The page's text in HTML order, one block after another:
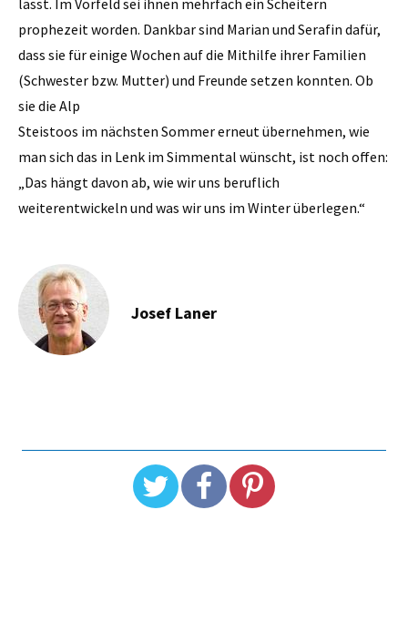
prophezeit worden. Dankbar sind Marian und Serafin dafür,
dass sie für einige Wochen auf die Mithilfe ihrer Familien
(Schwester bzw. Mutter) und Freunde setzen konnten. Ob
sie die Alp
Steistoos im nächsten Sommer erneut übernehmen, wie
man sich das in Lenk im Simmental wünscht, ist noch offen:
„Das hängt davon ab, wie wir uns beruflich
weiterentwickeln und was wir uns im Winter überlegen.“
Josef Laner